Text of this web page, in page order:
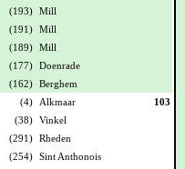
(193) Mill
(191) Mill
(189) Mill
(177) Doenrade
(162) Berghem
(4) Alkmaar
103
(38) Vinkel
(291) Rheden
(254) Sint Anthonois